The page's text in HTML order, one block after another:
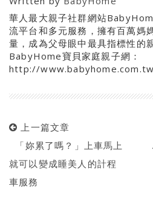
華人最大親子社群網站
流平台和多元服務，擁有百萬媽
量，成為父母眼中最具指標性的
BabyHome寶貝家庭親子網：
http://
上一篇文章
「妳累了嗎？」上車馬上
就可以變成睡美人的計程
車服務